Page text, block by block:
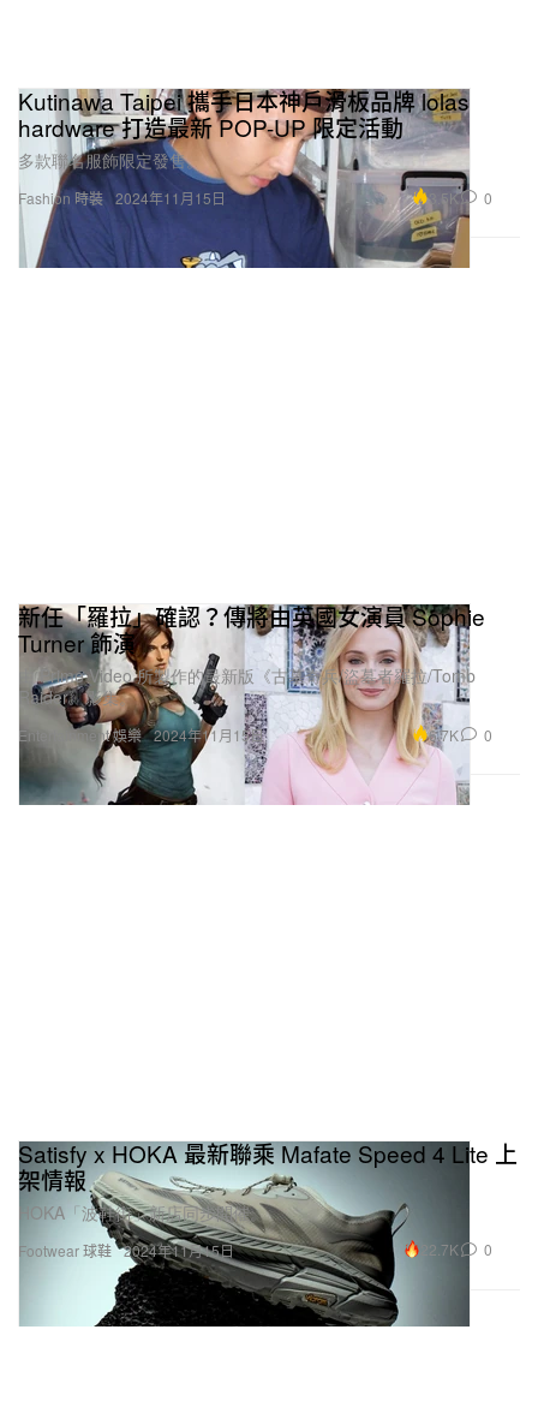
Fashion 時裝
Kutinawa Taipei 攜手日本神戶滑板品牌 lolas
hardware 打造最新 POP-UP 限定活動
多款聯名服飾限定發售。
2024年11月15日 3.5K 0
Entertainment 娛樂
新任「羅拉」確認？傳將由英國女演員 Sophie
Turner 飾演
由 Prime Video 所製作的最新版《古墓奇兵/盜墓者羅拉/Tomb
Raider》影集。
2024年11月15日 6.7K 0
Footwear 球鞋
Satisfy x HOKA 最新聯乘 Mafate Speed 4 Lite 上
架情報
HOKA「波鞋街」新店同步開催。
2024年11月15日 22.7K 0